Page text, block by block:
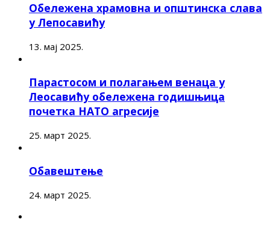
Обележена храмовна и општинска слава
у Лепосавићу
13. мај 2025.
Парастосом и полагањем венаца у
Леосавићу обележена годишњица
почетка НАТО агресије
25. март 2025.
Обавештење
24. март 2025.